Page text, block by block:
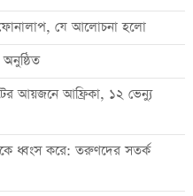
যে আলোচনা হলো
আয়জনে আফ্রিকা, ১২ ভেন্যু
ধ্বংস করে: তরুণদের সতর্ক